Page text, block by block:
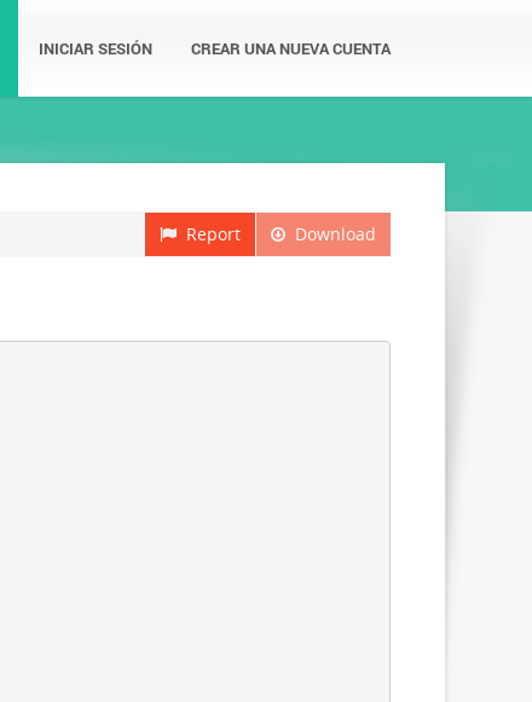
INICIAR SESIÓN CREAR UNA NUEVA CUENTA
Download
Report